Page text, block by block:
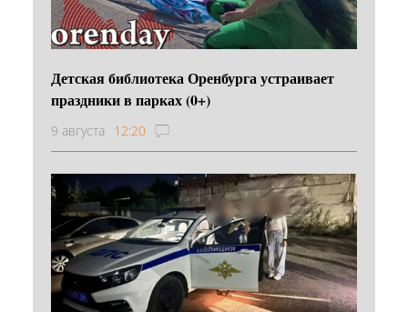
Детская библиотека Оренбурга устраивает
праздники в парках (0+)
9 августа 12:20